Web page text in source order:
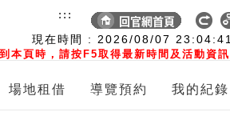
現在時間 : 2026/08/07 23:04:42
本頁時，請按F5取得最新時間及活動資訊
:::
場地租借 導覽預約 我的紀錄